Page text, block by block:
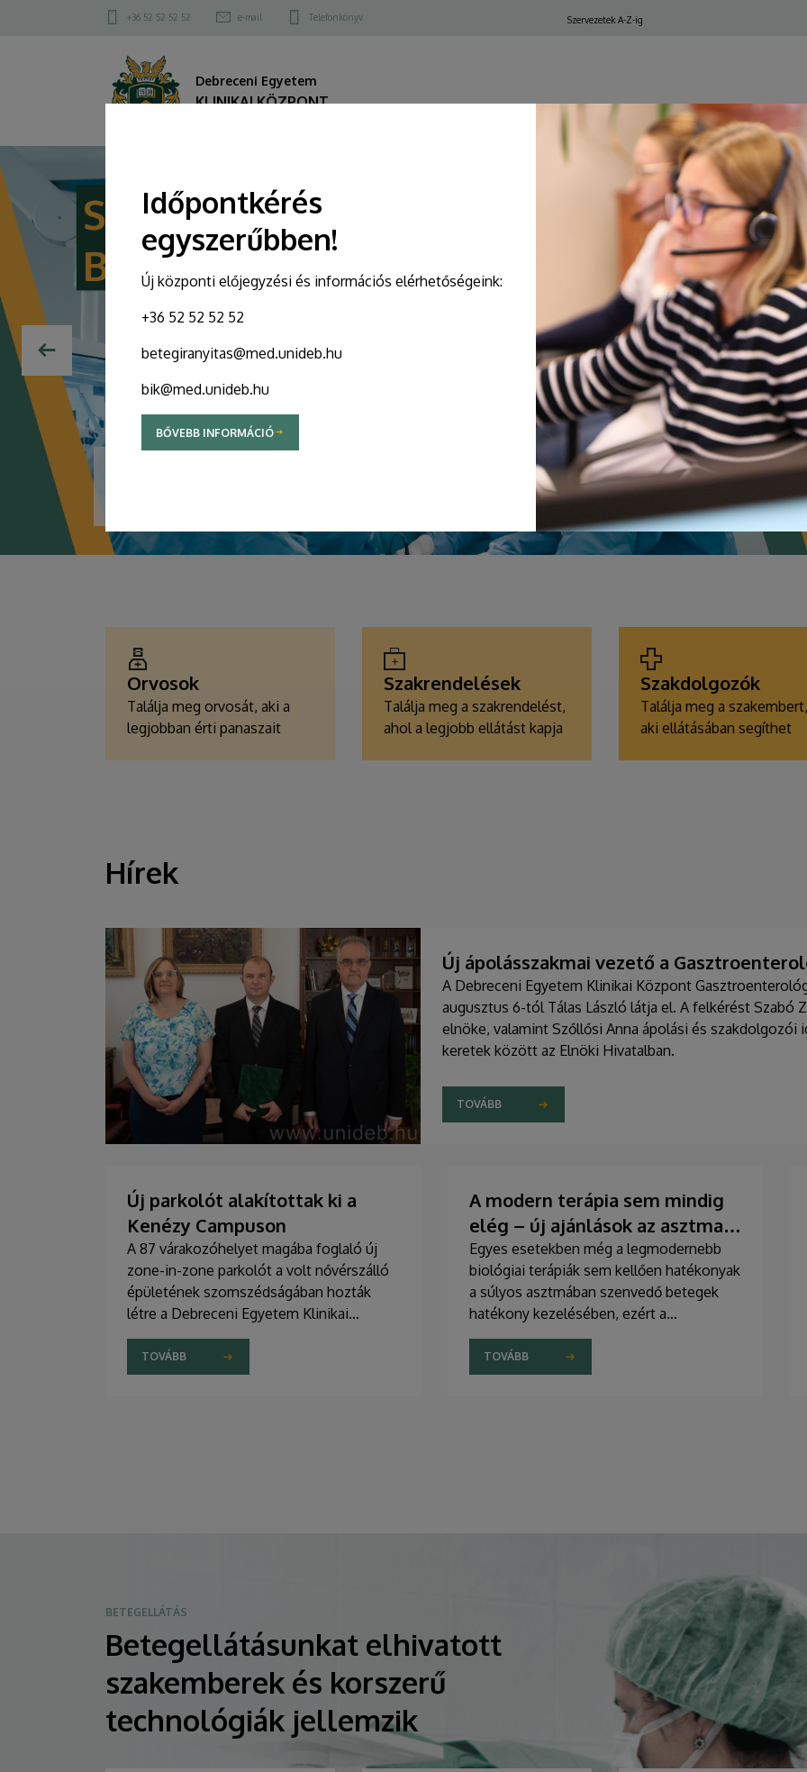
KLINIKAI
KÖZPONT
Felső
menü
+36 52 52 52 52 e-mail Telefonkönyv
Időpontkérés
egyszerűbben!
Új központi előjegyzési és információs elérhetőségeink:
+36 52 52 52 52
betegiranyitas@med.unideb.hu
bik@med.unideb.hu
BŐVEBB INFORMÁCIÓ
Szervezetek A-Z-ig
Debreceni Egyetem
KLINIKAI KÖZPONT
ELŐJEGYZÉS,
SZOLGÁLTATÁSKERESŐK
Orvosok
Találja meg orvosát, aki a
legjobban érti panaszait
Szakrendelések
Találja meg a szakrendelést,
ahol a legjobb ellátást kapja
Szakdolgozók
Találja meg a szakembert,
aki ellátásában segíthet
HÍREK
Hírek
Új ápolásszakmai vezető a
A Debreceni Egyetem Klinikai Központ
augusztus 6-tól Tálas László látja el. A felkérést Szabó
elnöke, valamint Szőllősi Anna ápolási és szakdolgozói
keretek között az Elnöki Hivatalban.
TOVÁBB
Új parkolót alakítottak ki a
Kenézy Campuson
A 87 várakozóhelyet magába foglaló új
zone-in-zone parkolót a volt nővérszálló
épületének szomszédságában hozták
létre a Debreceni Egyetem Klinikai
Központ Kenézy Gyula Campusán. Az új
területet várhatóan augusztusban nyitják
meg a járművek előtt.
TOVÁBB
A modern terápia sem mindig
elég – új ajánlások az asztma
kezelésében
Egyes esetekben még a legmodernebb
biológiai terápiák sem kellően hatékonyak
a súlyos asztmában szenvedő betegek
hatékony kezelésében, ezért a
szakemberek az új gyógyszerek
kifejlesztésére irányuló kutatások
felgyorsítását sürgetik. A témában a
TOVÁBB
BETEGELLÁTÁS
Betegellátásunkat elhivatott
szakemberek és korszerű
technológiák jellemzik